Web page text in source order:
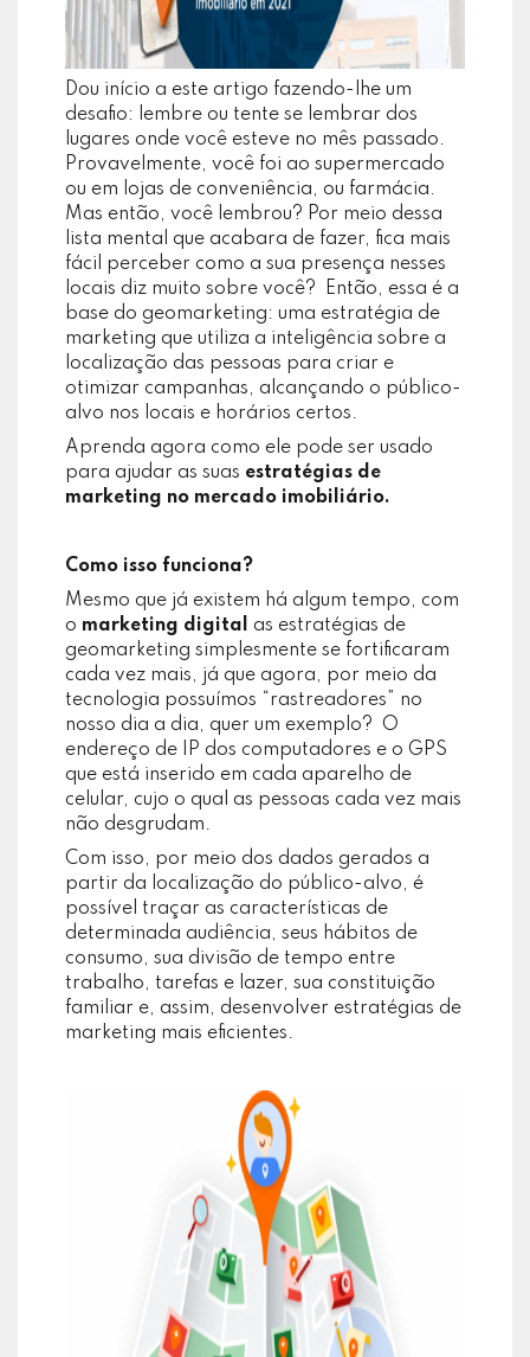
Dou início a este artigo fazendo-lhe um
desafio: lembre ou tente se lembrar dos
lugares onde você esteve no mês passado.
Provavelmente, você foi ao supermercado
ou em lojas de conveniência, ou farmácia.
Mas então, você lembrou? Por meio dessa
lista mental que acabara de fazer, fica mais
fácil perceber como a sua presença nesses
locais diz muito sobre você? Então, essa é a
base do geomarketing: uma estratégia de
marketing que utiliza a inteligência sobre a
localização das pessoas para criar e
otimizar campanhas, alcançando o público-
alvo nos locais e horários certos.
Aprenda agora como ele pode ser usado
para ajudar as suas estratégias de
marketing no mercado imobiliário.
Como isso funciona?
Mesmo que já existem há algum tempo, com
o marketing digital
as estratégias de
geomarketing simplesmente se fortificaram
cada vez mais, já que agora, por meio da
tecnologia possuímos “rastreadores” no
nosso dia a dia, quer um exemplo? O
endereço de IP dos computadores e o GPS
que está inserido em cada aparelho de
celular, cujo o qual as pessoas cada vez mais
não desgrudam.
Com isso, por meio dos dados gerados a
partir da localização do público-alvo, é
possível traçar as características de
determinada audiência, seus hábitos de
consumo, sua divisão de tempo entre
trabalho, tarefas e lazer, sua constituição
familiar e, assim, desenvolver estratégias de
marketing mais eficientes.